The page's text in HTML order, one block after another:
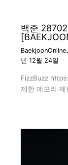
백준
년 12월 24일
FizzBuzz
제한 메모리